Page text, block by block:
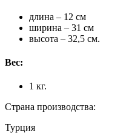
длина – 12 см
ширина – 31 см
высота – 32,5 см.
Вес:
1 кг.
Страна производства:
Турция